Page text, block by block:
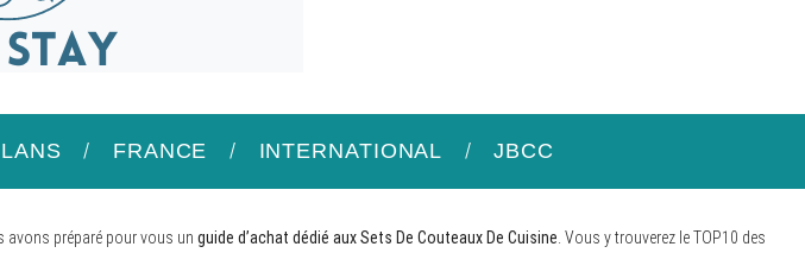
FRANCE INTERNATIONAL JBCC
avons préparé pour vous un guide d’achat dédié aux Sets De Couteaux De Cuisine . Vous y trouverez le TOP10 des